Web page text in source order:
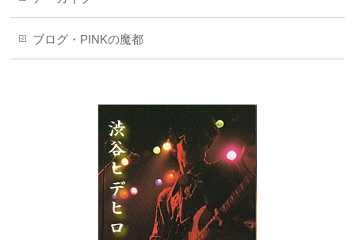
ブログ・PINKの魔都